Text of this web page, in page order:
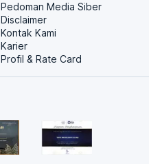
Pedoman Media Siber
Disclaimer
Kontak Kami
Karier
Profil & Rate Card